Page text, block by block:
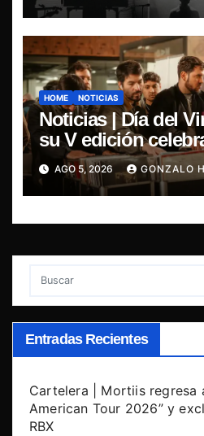
HOME NOTICIAS
Noticias | Día del
su V edición
regreso del 7″
AGO 5, 2026 GONZALO
Entradas Recientes
Cartelera | Mortiis regresa
American Tour 2026” y
RBX